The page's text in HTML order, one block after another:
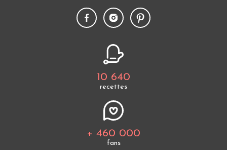
10 640
recettes
+ 460 000
fans